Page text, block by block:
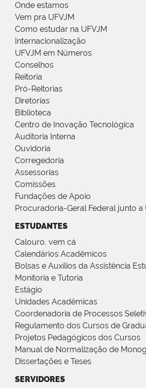
Onde estamos
Vem pra UFVJM
Como estudar na UFVJM
Internacionalização
UFVJM em Números
Conselhos
Reitoria
Pró-Reitorias
Diretorias
Biblioteca
Centro de Inovação Tecnológica
Auditoria Interna
Ouvidoria
Corregedoria
Assessorias
Comissões
Fundações de Apoio
Procuradoria-Geral Federal junto a
ESTUDANTES
Calouro, vem cá
Calendários Acadêmicos
Bolsas e Auxílios da Assistência
Monitoria e Tutoria
Estágio
Unidades Acadêmicas
Coordenadoria de Processos
Regulamento dos Cursos de
Projetos Pedagógicos dos Cursos
Manual de Normalização de
Dissertações e Teses
SERVIDORES